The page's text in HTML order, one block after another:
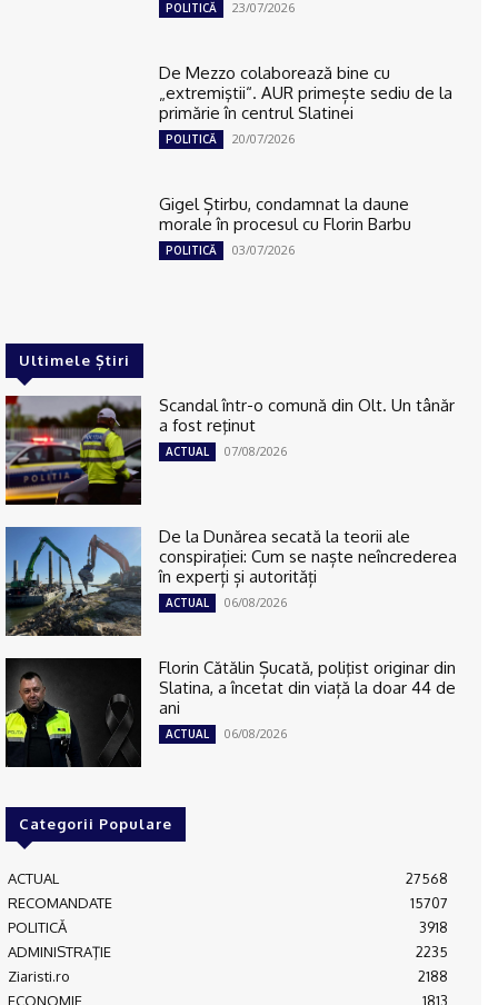
POLITICĂ 23/07/2026
De Mezzo colaborează bine cu
„extremiştii“. AUR primește sediu de la
primărie în centrul Slatinei
POLITICĂ 20/07/2026
Gigel Știrbu, condamnat la daune
morale în procesul cu Florin Barbu
POLITICĂ 03/07/2026
Ultimele Știri
Scandal într-o comună din Olt. Un tânăr
a fost reţinut
ACTUAL 07/08/2026
De la Dunărea secată la teorii ale
conspirației: Cum se naște neîncrederea
în experți și autorități
ACTUAL 06/08/2026
Florin Cătălin Șucată, poliţist originar din
Slatina, a încetat din viață la doar 44 de
ani
ACTUAL 06/08/2026
Categorii Populare
ACTUAL
27568
RECOMANDATE
15707
POLITICĂ
3918
ADMINISTRAŢIE
2235
Ziaristi.ro
2188
ECONOMIE
1813